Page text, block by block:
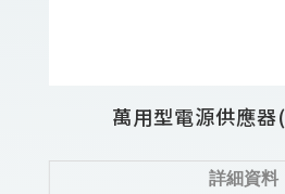
萬用型電源供應
詳細資料